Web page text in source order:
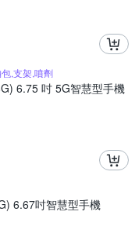
,支架,噴劑
6.75 吋 5G智慧型手機
6.67吋智慧型手機